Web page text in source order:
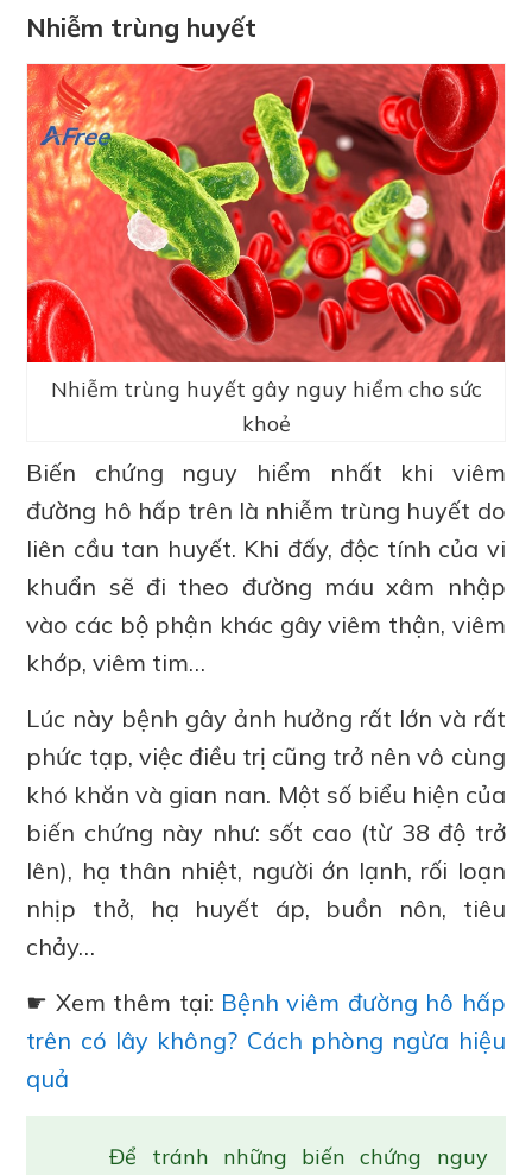
Nhiễm trùng huyết
Nhiễm trùng huyết gây nguy hiểm cho sức
khoẻ
Biến chứng nguy hiểm nhất khi viêm
đường hô hấp trên là nhiễm trùng huyết do
liên cầu tan huyết. Khi đấy, độc tính của vi
khuẩn sẽ đi theo đường máu xâm nhập
vào các bộ phận khác gây viêm thận, viêm
khớp, viêm tim…
Lúc này bệnh gây ảnh hưởng rất lớn và rất
phức tạp, việc điều trị cũng trở nên vô cùng
khó khăn và gian nan. Một số biểu hiện của
biến chứng này như: sốt cao (từ 38 độ trở
lên), hạ thân nhiệt, người ớn lạnh, rối loạn
nhịp thở, hạ huyết áp, buồn nôn, tiêu
chảy…
☛ Xem thêm tại: Bệnh viêm đường hô hấp
trên có lây không? Cách phòng ngừa hiệu
quả
Để tránh những biến chứng nguy